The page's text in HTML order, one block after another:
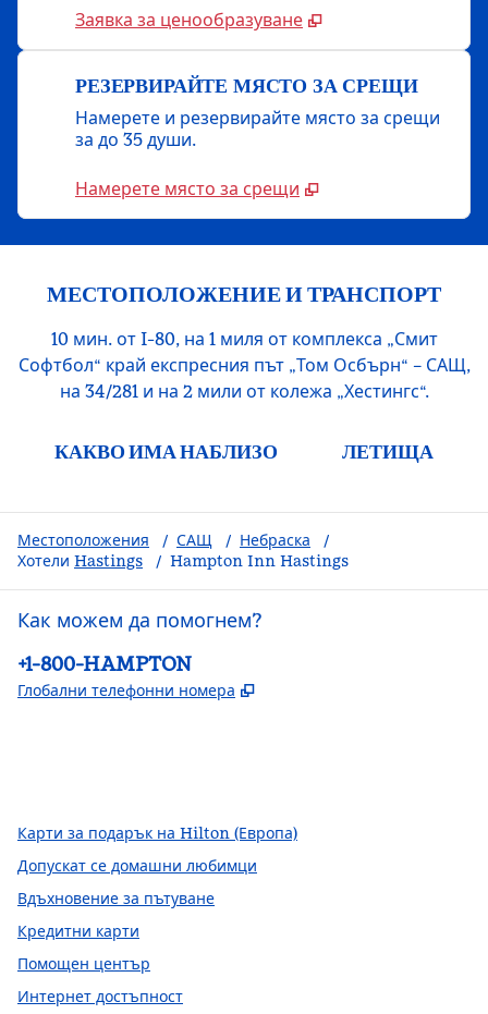
Заявка за ценообразуване
РЕЗЕРВИРАЙТЕ МЯСТО ЗА СРЕЩИ
Намерете и резервирайте място за срещи
за до 35 души.
Намерете място за срещи
МЕСТОПОЛОЖЕНИЕ И ТРАНСПОРТ
10 мин. от I-80, на 1 миля от комплекса „Смит
Софтбол“ край експресния път „Том Осбърн“ – САЩ,
на 34/281 и на 2 мили от колежа „Хестингс“.
КАКВО ИМА НАБЛИЗО ЛЕТИЩА
Местоположения / САЩ / Небраска
/
Хотели Hastings / Hampton Inn Hastings
Как можем да помогнем?
Телефон:
+1-800-HAMPTON
Глобални телефонни номера ,
Карти за подарък на Hilton (Европа)
Допускат се домашни любимци
Вдъхновение за пътуване
Кредитни карти
Помощен център
Интернет достъпност